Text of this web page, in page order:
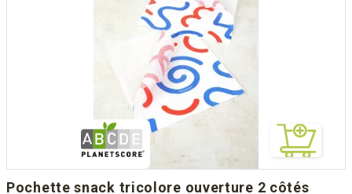
pochette snack tricolore ouverture 2 côtés